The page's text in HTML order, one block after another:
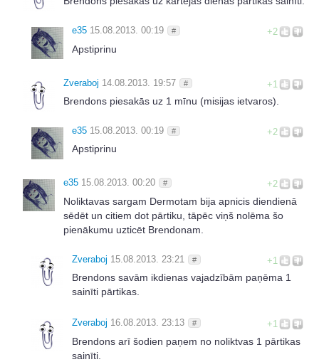
+2
e35 15.08.2013. 00:19 #
Apstiprinu
+1
Zveraboj 14.08.2013. 19:57 #
Brendons piesakās uz 1 mīnu (misijas ietvaros).
+2
e35 15.08.2013. 00:19 #
Apstiprinu
+2
e35 15.08.2013. 00:20 #
Noliktavas sargam Dermotam bija apnicis diendienā
sēdēt un citiem dot pārtiku, tāpēc viņš nolēma šo
pienākumu uzticēt Brendonam.
+1
Zveraboj 15.08.2013. 23:21 #
Brendons savām ikdienas vajadzībām paņēma 1
sainīti pārtikas.
+1
Zveraboj 16.08.2013. 23:13 #
Brendons arī šodien paņem no noliktvas 1 pārtikas
sainīti.